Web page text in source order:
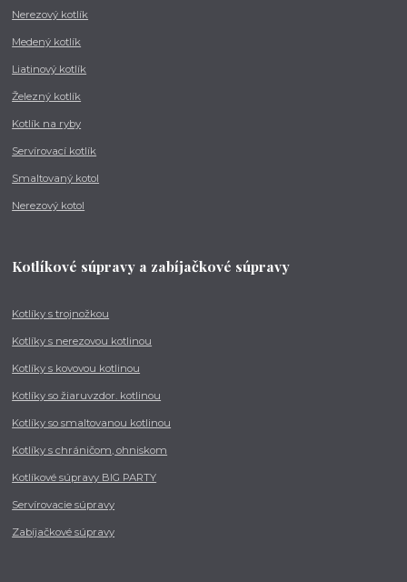
Nerezový kotlík
Medený kotlík
Liatinový kotlík
Železný kotlík
Kotlík na ryby
Servírovací kotlík
Smaltovaný kotol
Nerezový kotol
Kotlíkové súpravy a zabíjačkové súpravy
Kotlíky s trojnožkou
Kotlíky s nerezovou kotlinou
Kotlíky s kovovou kotlinou
Kotlíky so žiaruvzdor. kotlinou
Kotlíky so smaltovanou kotlinou
Kotlíky s chráničom, ohniskom
Kotlíkové súpravy BIG PARTY
Servírovacie súpravy
Zabíjačkové súpravy